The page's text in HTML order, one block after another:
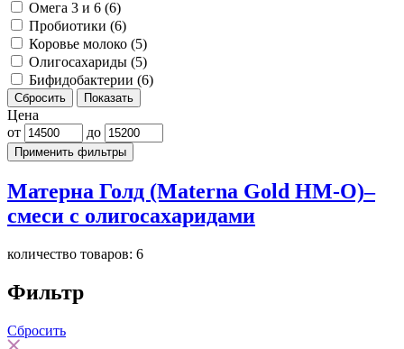
Омега 3 и 6 (6)
Пробиотики (6)
Коровье молоко (5)
Олигосахариды (5)
Бифидобактерии (6)
Сбросить Показать
Цена
от
до
Применить фильтры
Матерна Голд (Materna Gold HM-O)–
смеси с олигосахаридами
количество товаров: 6
Фильтр
Сбросить